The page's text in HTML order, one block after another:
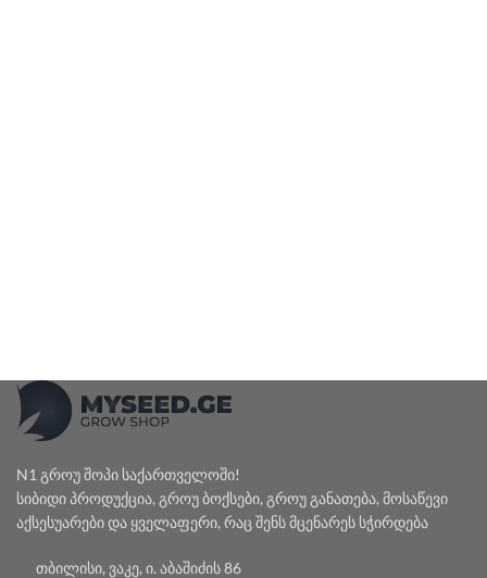
N1 გროუ შოპი საქართველოში!
სიბიდი პროდუქცია, გროუ ბოქსები, გროუ განათება, მოსაწევი
აქსესუარები და ყველაფერი, რაც შენს მცენარეს სჭირდება
თბილისი, ვაკე, ი. აბაშიძის 86